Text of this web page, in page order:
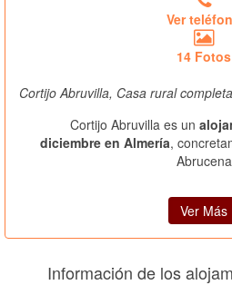
Ver
14 Fotos
Cortijo Abruvilla, Casa rural
Cortijo Abruvilla es un
diciembre en Almería,
Abrucena
Ver Más
Información de los